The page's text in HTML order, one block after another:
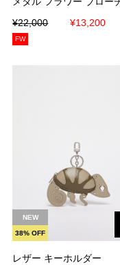
¥22,000
¥13,200
¥22,000
¥13,200
FW
レザー キーホルダー
NEW
38% OFF
レザー キーホルダー